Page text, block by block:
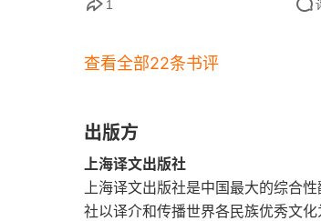
1
查看全部22条书评
出版方
上海译文出版社
上海译文出版社是中国最大的综合
社以译介和传播世界各民族优秀文